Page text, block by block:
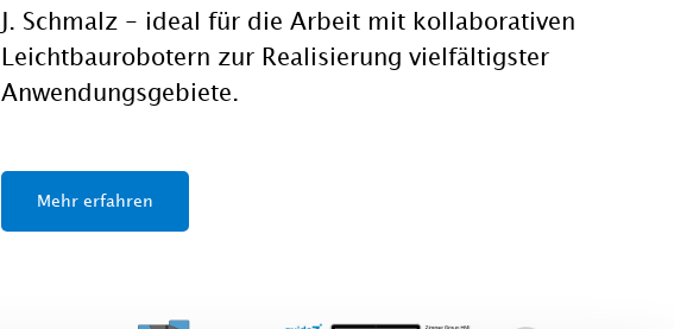
J. Schmalz - ideal für die Arbeit mit kollaborativen
Leichtbaurobotern zur Realisierung vielfältigster
Anwendungsgebiete.
Mehr erfahren